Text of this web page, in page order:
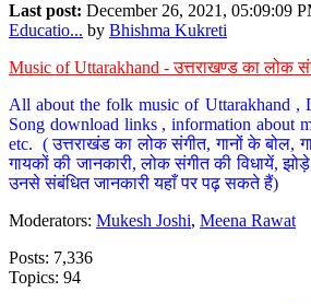
Last post: December 26, 2021, 05:09:09
Educatio... by Bhishma Kukreti
Music of Uttarakhand - उत्तराखण्ड का लोक
All about the folk music of Uttarakhand ,
Song download links , information about
etc. ( उत्तराखंड का लोक संगीत, गानों के बोल,
गायकों की जानकारी, लोक संगीत की विधायें,
उनसे संबंधित जानकारी यहाँ पर पढ़ सकते हैं)
Moderators: Mukesh Joshi, Meena Rawat
Posts: 7,336
Topics: 94